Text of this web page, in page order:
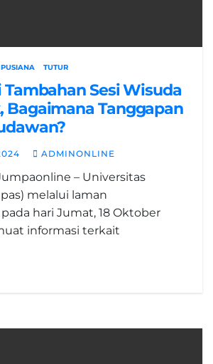
TUTUR
Tambahan Sesi Wisuda
Bagaimana Tanggapan
ADMINONLINE
– Universitas
melalui laman
hari Jumat, 18 Oktober
informasi terkait